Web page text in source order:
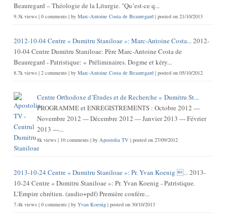
Beauregard – Théologie de la Liturgie. "Qu’est-ce q...
9.3k views| 0 comments| by Marc-Antoine Costa de Beauregard| posted on 21/10/2013
2012-10-04 Centre « Dumitru Staniloae »: Marc-Antoine Costa...2012-
10-04 Centre Dumitru Staniloae: Père Marc-Antoine Costa de
Beauregard - Patristique: « Préliminaires. Dogme et kéry...
8.7k views| 2 comments| by Marc-Antoine Costa de Beauregard| posted on 05/10/2012
Centre Orthodoxe d’Études et de Recherche « Dumitru St...
PROGRAMME et ENREGISTREMENTS : Octobre 2012 ---
Novembre 2012 --- Décembre 2012 --- Janvier 2013 --- Février
2013 ---...
8k views| 10 comments| by Apostolia TV | posted on 27/09/2012
2013-10-24 Centre « Dumitru Staniloae »: Pr. Yvan Koenig ...2013-
10-24 Centre « Dumitru Staniloae »: Pr. Yvan Koenig - Patristique.
L’Empire chrétien. (audio+pdf) Première confére...
7.4k views| 0 comments| by Yvan Koenig| posted on 30/10/2013